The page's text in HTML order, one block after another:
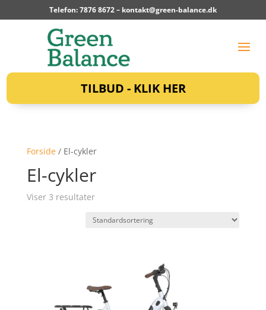
Telefon: 7876 8672 – kontakt@green-balance.dk
TILBUD - KLIK HER
Forside/ El-cykler
El-cykler
Viser 3 resultater